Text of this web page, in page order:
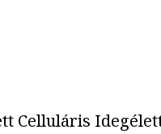
Celluláris